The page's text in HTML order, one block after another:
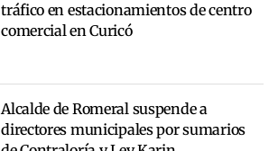
tráfico en estacionamientos de centro
comercial en Curicó
Alcalde de Romeral suspende a
directores municipales por sumarios